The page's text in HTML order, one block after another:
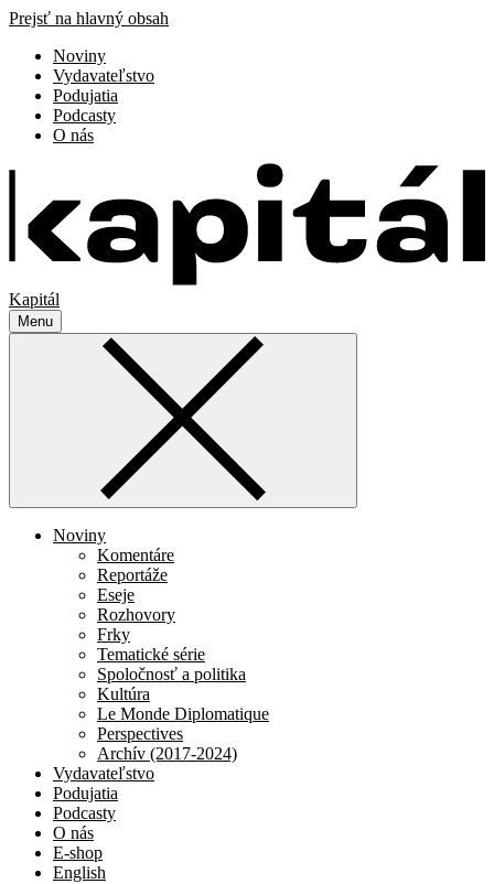
Prejsť na hlavný obsah
Noviny
Vydavateľstvo
Podujatia
Podcasty
O nás
Kapitál
Menu
Noviny
Komentáre
Reportáže
Eseje
Rozhovory
Frky
Tematické série
Spoločnosť a politika
Kultúra
Le Monde Diplomatique
Perspectives
Archív (2017-2024)
Vydavateľstvo
Podujatia
Podcasty
O nás
E-shop
English